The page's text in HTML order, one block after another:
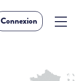
Connexion